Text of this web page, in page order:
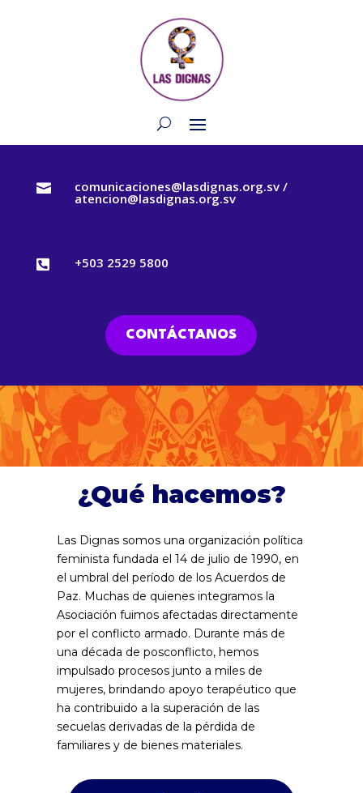
 comunicaciones@lasdignas.org.sv /
atencion@lasdignas.org.sv
 +503 2529 5800
CONTÁCTANOS
¿Qué hacemos?
Las Dignas somos una organización política
feminista fundada el 14 de julio de 1990, en
el umbral del período de los Acuerdos de
Paz. Muchas de quienes integramos la
Asociación fuimos afectadas directamente
por el conflicto armado. Durante más de
una década de posconflicto, hemos
impulsado procesos junto a miles de
mujeres, brindando apoyo terapéutico que
ha contribuido a la superación de las
secuelas derivadas de la pérdida de
familiares y de bienes materiales.